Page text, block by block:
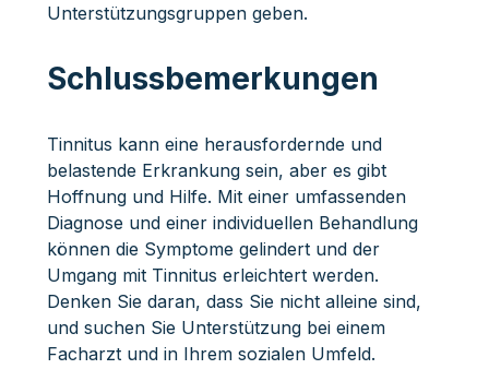
Unterstützungsgruppen geben.
Schlussbemerkungen
Tinnitus kann eine herausfordernde und
belastende Erkrankung sein, aber es gibt
Hoffnung und Hilfe. Mit einer umfassenden
Diagnose und einer individuellen Behandlung
können die Symptome gelindert und der
Umgang mit Tinnitus erleichtert werden.
Denken Sie daran, dass Sie nicht alleine sind,
und suchen Sie Unterstützung bei einem
Facharzt und in Ihrem sozialen Umfeld.